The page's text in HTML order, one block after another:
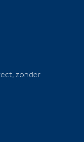
zonder